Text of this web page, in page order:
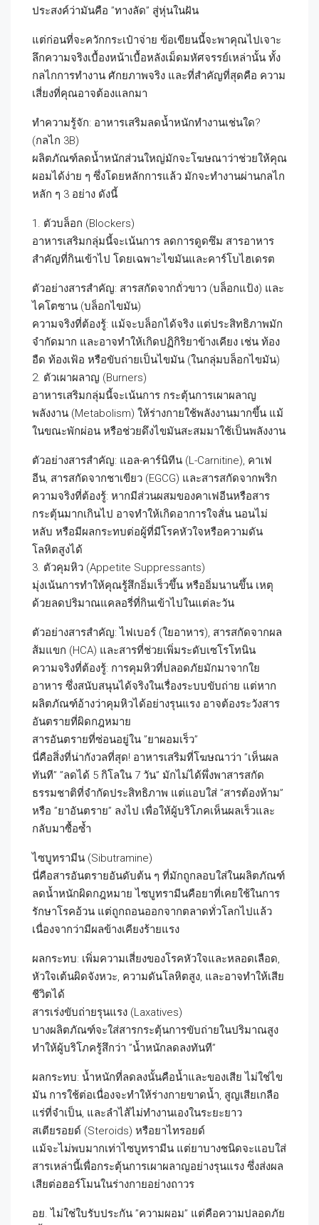
ประสงค์ว่ามันคือ ”ทางลัด” สู่หุ่นในฝัน
แต่ก่อนที่จะควักกระเป๋าจ่าย ข้อเขียนนี้จะพาคุณไปเจาะ
ลึกความจริงเบื้องหน้าเบื้อหลังเม็ดมหัศจรรย์เหล่านั้น ทั้ง
กลไกการทำงาน ศักยภาพจริง และที่สำคัญที่สุดคือ ความ
เสี่ยงที่คุณอาจต้องแลกมา
ทำความรู้จัก: อาหารเสริมลดน้ำหนักทำงานเช่นใด?
(กลไก 3B)
ผลิตภัณฑ์ลดน้ำหนักส่วนใหญ่มักจะโฆษณาว่าช่วยให้คุณ
ผอมได้ง่าย ๆ ซึ่งโดยหลักการแล้ว มักจะทำงานผ่านกลไก
หลัก ๆ 3 อย่าง ดังนี้
1. ตัวบล็อก (Blockers)
อาหารเสริมกลุ่มนี้จะเน้นการ ลดการดูดซึม สารอาหาร
สำคัญที่กินเข้าไป โดยเฉพาะไขมันและคาร์โบไฮเดรต
ตัวอย่างสารสำคัญ: สารสกัดจากถั่วขาว (บล็อกแป้ง) และ
ไคโตซาน (บล็อกไขมัน)
ความจริงที่ต้องรู้: แม้จะบล็อกได้จริง แต่ประสิทธิภาพมัก
จำกัดมาก และอาจทำให้เกิดปฏิกิริยาข้างเคียง เช่น ท้อง
อืด ท้องเฟ้อ หรือขับถ่ายเป็นไขมัน (ในกลุ่มบล็อกไขมัน)
2. ตัวเผาผลาญ (Burners)
อาหารเสริมกลุ่มนี้จะเน้นการ กระตุ้นการเผาผลาญ
พลังงาน (Metabolism) ให้ร่างกายใช้พลังงานมากขึ้น แม้
ในขณะพักผ่อน หรือช่วยดึงไขมันสะสมมาใช้เป็นพลังงาน
ตัวอย่างสารสำคัญ: แอล-คาร์นิทีน (L-Carnitine), คาเฟ
อีน, สารสกัดจากชาเขียว (EGCG) และสารสกัดจากพริก
ความจริงที่ต้องรู้: หากมีส่วนผสมของคาเฟอีนหรือสาร
กระตุ้นมากเกินไป อาจทำให้เกิดอาการใจสั่น นอนไม่
หลับ หรือมีผลกระทบต่อผู้ที่มีโรคหัวใจหรือความดัน
โลหิตสูงได้
3. ตัวคุมหิว (Appetite Suppressants)
มุ่งเน้นการทำให้คุณรู้สึกอิ่มเร็วขึ้น หรืออิ่มนานขึ้น เหตุ
ด้วยลดปริมาณแคลอรี่ที่กินเข้าไปในแต่ละวัน
ตัวอย่างสารสำคัญ: ไฟเบอร์ (ใยอาหาร), สารสกัดจากผล
ส้มแขก (HCA) และสารที่ช่วยเพิ่มระดับเซโรโทนิน
ความจริงที่ต้องรู้: การคุมหิวที่ปลอดภัยมักมาจากใย
อาหาร ซึ่งสนับสนุนได้จริงในเรื่องระบบขับถ่าย แต่หาก
ผลิตภัณฑ์อ้างว่าคุมหิวได้อย่างรุนแรง อาจต้องระวังสาร
อันตรายที่ผิดกฎหมาย
สารอันตรายที่ซ่อนอยู่ใน ”ยาผอมเร็ว”
นี่คือสิ่งที่น่ากังวลที่สุด! อาหารเสริมที่โฆษณาว่า ”เห็นผล
ทันที” ”ลดได้ 5 กิโลใน 7 วัน” มักไม่ได้พึ่งพาสารสกัด
ธรรมชาติที่จำกัดประสิทธิภาพ แต่แอบใส่ ”สารต้องห้าม”
หรือ ”ยาอันตราย” ลงไป เพื่อให้ผู้บริโภคเห็นผลเร็วและ
กลับมาซื้อซ้ำ
ไซบูทรามีน (Sibutramine)
นี่คือสารอันตรายอันดับต้น ๆ ที่มักถูกลอบใส่ในผลิตภัณฑ์
ลดน้ำหนักผิดกฎหมาย ไซบูทรามีนคือยาที่เคยใช้ในการ
รักษาโรคอ้วน แต่ถูกถอนออกจากตลาดทั่วโลกไปแล้ว
เนื่องจากว่ามีผลข้างเคียงร้ายแรง
ผลกระทบ: เพิ่มความเสี่ยงของโรคหัวใจและหลอดเลือด,
หัวใจเต้นผิดจังหวะ, ความดันโลหิตสูง, และอาจทำให้เสีย
ชีวิตได้
สารเร่งขับถ่ายรุนแรง (Laxatives)
บางผลิตภัณฑ์จะใส่สารกระตุ้นการขับถ่ายในปริมาณสูง
ทำให้ผู้บริโภครู้สึกว่า ”น้ำหนักลดลงทันที”
ผลกระทบ: น้ำหนักที่ลดลงนั้นคือน้ำและของเสีย ไม่ใช่ไข
มัน การใช้ต่อเนื่องจะทำให้ร่างกายขาดน้ำ, สูญเสียเกลือ
แร่ที่จำเป็น, และลำไส้ไม่ทำงานเองในระยะยาว
สเตียรอยด์ (Steroids) หรือยาไทรอยด์
แม้จะไม่พบมากเท่าไซบูทรามีน แต่ยาบางชนิดจะแอบใส่
สารเหล่านี้เพื่อกระตุ้นการเผาผลาญอย่างรุนแรง ซึ่งส่งผล
เสียต่อฮอร์โมนในร่างกายอย่างถาวร
อย. ไม่ใช่ใบรับประกัน ”ความผอม” แต่คือความปลอดภัย